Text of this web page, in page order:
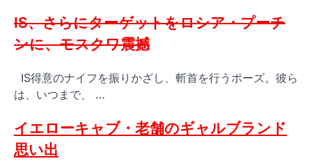
IS、さらにターゲットをロシア・プーチ
ンに、モスクワ震撼
IS得意のナイフを振りかざし、斬首を行うポーズ。彼ら
は、いつまで、 …
イエローキャブ・老舗のギャルブランド
思い出